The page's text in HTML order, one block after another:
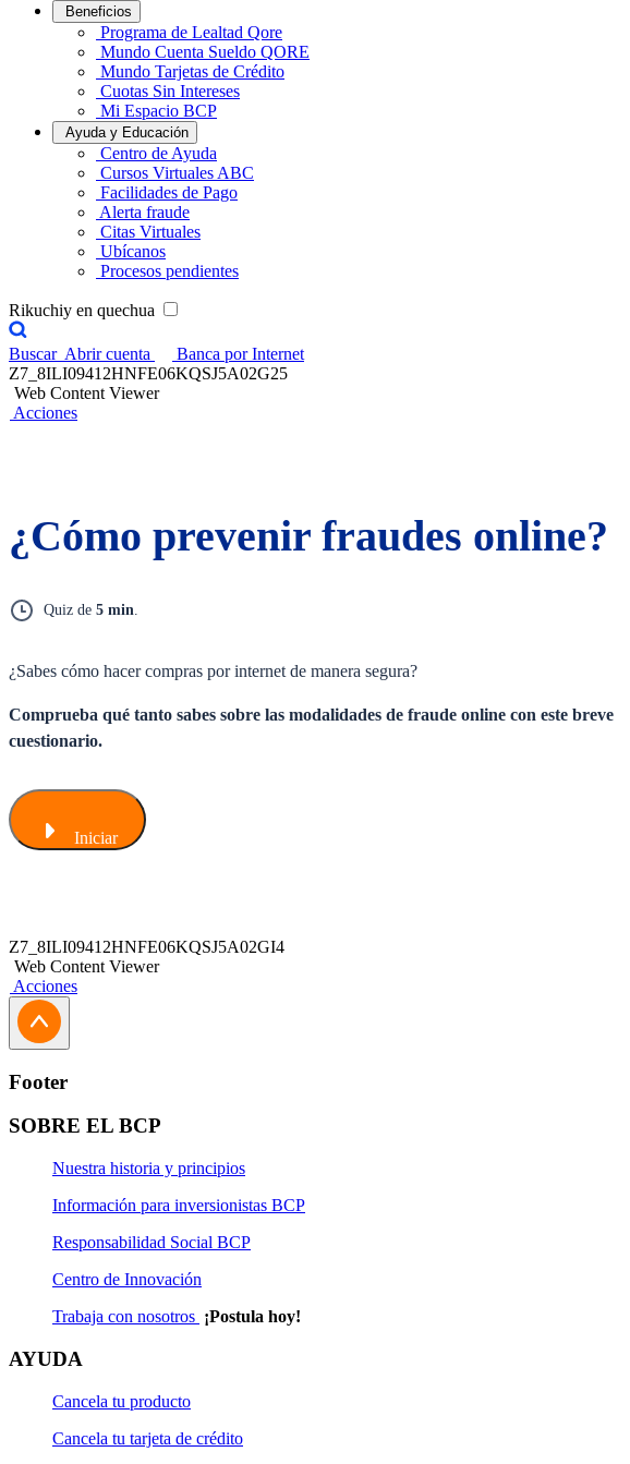
Beneficios
Programa de Lealtad Qore
Mundo Cuenta Sueldo QORE
Mundo Tarjetas de Crédito
Cuotas Sin Intereses
Mi Espacio BCP
Ayuda y Educación
Centro de Ayuda
Cursos Virtuales ABC
Facilidades de Pago
Alerta fraude
Citas Virtuales
Ubícanos
Procesos pendientes
Rikuchiy en quechua
Buscar Abrir cuenta
Banca por Internet
Z7_8ILI09412HNFE06KQSJ5A02G25
Web Content Viewer
Acciones
¿Cómo prevenir fraudes online?
Quiz de 5 min.
¿Sabes cómo hacer compras por internet de manera segura?
Comprueba qué tanto sabes sobre las modalidades de fraude online con este breve
cuestionario.​
Iniciar
Z7_8ILI09412HNFE06KQSJ5A02GI4
Web Content Viewer
Acciones
Footer
SOBRE EL BCP
Nuestra historia y principios
Información para inversionistas BCP
Responsabilidad Social BCP
Centro de Innovación
Trabaja con nosotros ¡Postula hoy!
AYUDA
Cancela tu producto
Cancela tu tarjeta de crédito